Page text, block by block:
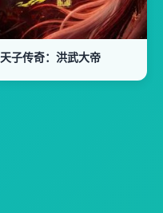
天子传奇：洪武大帝